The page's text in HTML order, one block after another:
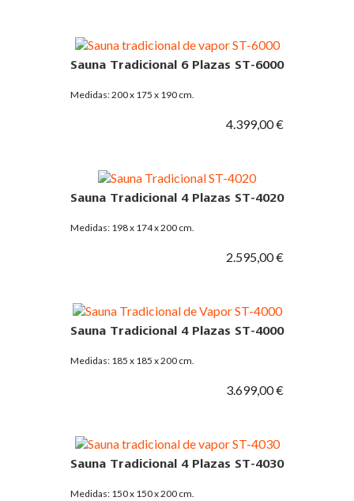
Sauna Tradicional 6 Plazas ST-6000
Medidas: 200 x 175 x 190 cm.
4.399,00 €
Sauna Tradicional 4 Plazas ST-4020
Medidas: 198 x 174 x 200 cm.
2.595,00 €
Sauna Tradicional 4 Plazas ST-4000
Medidas: 185 x 185 x 200 cm.
3.699,00 €
Sauna Tradicional 4 Plazas ST-4030
Medidas: 150 x 150 x 200 cm.